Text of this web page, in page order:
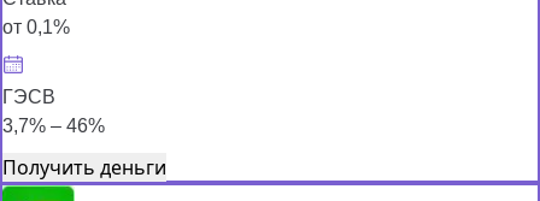
от 0,1%
ГЭСВ
3,7% – 46%
Получить деньги